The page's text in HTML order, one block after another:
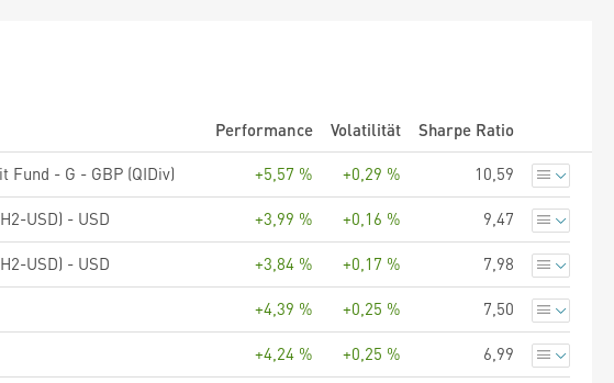
Performance Volatilität
Sharpe Ratio
Fund - G - GBP (QIDiv) +5,57 % +0,29 % 10,59
USD) - USD +3,99 % +0,16 % 9,47
USD) - USD +3,84 % +0,17 % 7,98
+4,39 % +0,25 % 7,50
+4,24 % +0,25 % 6,99